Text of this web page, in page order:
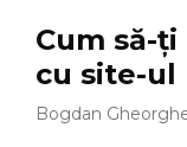
Cum să-
cu site-ul
Bogdan